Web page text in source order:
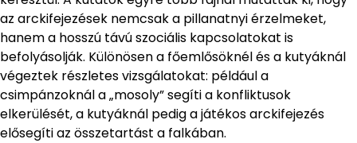
az arckifejezések nemcsak a pillanatnyi érzelmeket,
hanem a hosszú távú szociális kapcsolatokat is
befolyásolják. Különösen a főemlősöknél és a kutyáknál
végeztek részletes vizsgálatokat: például a
csimpánzoknál a „mosoly” segíti a konfliktusok
elkerülését, a kutyáknál pedig a játékos arckifejezés
elősegíti az összetartást a falkában.